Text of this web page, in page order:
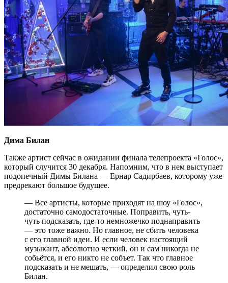
Дима Билан
Также артист сейчас в ожидании финала телепроекта «Голос»,
который случится 30 декабря. Напомним, что в нем выступает
подопечный Димы Билана — Ернар Садирбаев, которому уже
предрекают большое будущее.
— Все артисты, которые приходят на шоу «Голос»,
достаточно самодостаточные. Поправить, чуть-
чуть подсказать, где-то немножечко поднаправить
— это тоже важно. Но главное, не сбить человека
с его главной идеи. И если человек настоящий
музыкант, абсолютно четкий, он и сам никогда не
собьётся, и его никто не собъет. Так что главное
подсказать и не мешать, — определил свою роль
Билан.